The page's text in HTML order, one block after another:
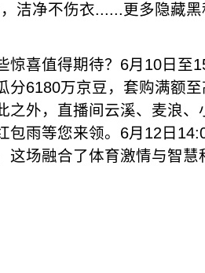
洁净不伤衣......更多隐藏
惊喜值得期待？6月10日至
分6180万京豆，套购满额
之外，直播间云溪、麦浪
包雨等您来领。6月12日
这场融合了体育激情与智